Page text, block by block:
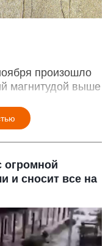
произошло
магнитудой выше
огромной
и сносит все на